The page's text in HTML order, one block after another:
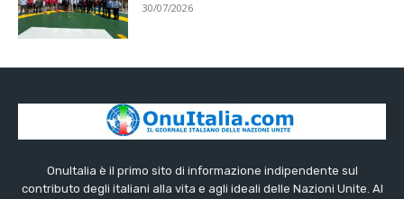
30/07/2026
OnuItalia è il primo sito di informazione indipendente sul
contributo degli italiani alla vita e agli ideali delle Nazioni Unite. Al